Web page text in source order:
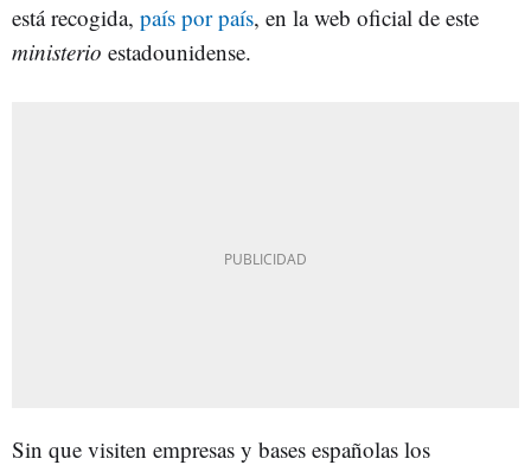
está recogida, país por país, en la web oficial de este
ministerio estadounidense.
Sin que visiten empresas y bases españolas los